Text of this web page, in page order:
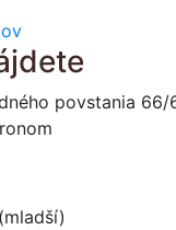
povstania 66/